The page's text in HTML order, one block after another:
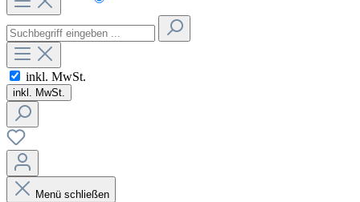
inkl. MwSt.
inkl. MwSt.
Menü schließen